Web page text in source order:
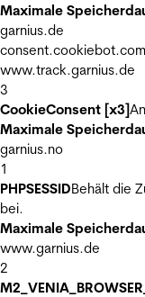
Maximale
garnius.de
consent.cookiebot.com
www.track.garnius.de
3
CookieConsent [x3]
Maximale
garnius.no
1
PHPSESSIDBehält die
bei.
Maximale
www.garnius.de
2